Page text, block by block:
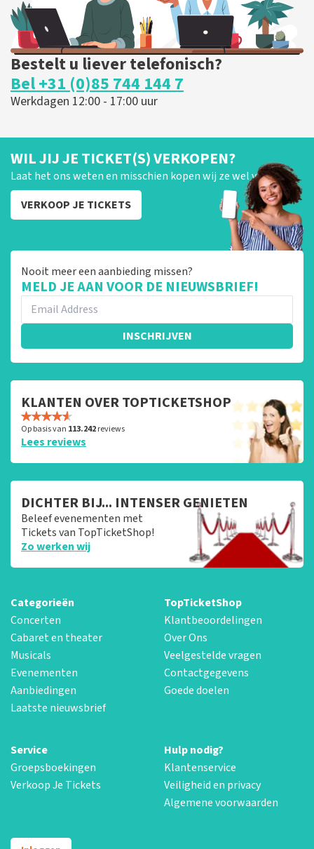
Bestelt u liever telefonisch?
Bel +31 (0)85 744 144 7
Werkdagen 12:00 - 17:00 uur
WIL JIJ JE TICKET(S) VERKOPEN?
Laat het ons weten en misschien kopen wij ze wel van je!
VERKOOP JE TICKETS
Nooit meer een aanbieding missen?
MELD JE AAN VOOR DE NIEUWSBRIEF!
INSCHRIJVEN
KLANTEN OVER TOPTICKETSHOP
Op basis van 113.242reviews
Lees reviews
DICHTER BIJ... INTENSER GENIETEN
Beleef evenementen met
Tickets van TopTicketShop!
Zo werken wij
Categorieën
Concerten
Cabaret en theater
Musicals
Evenementen
Aanbiedingen
Laatste nieuwsbrief
TopTicketShop
Klantbeoordelingen
Over Ons
Veelgestelde vragen
Contactgegevens
Goede doelen
Service
Groepsboekingen
Verkoop Je Tickets
Hulp nodig?
Klantenservice
Veiligheid en privacy
Algemene voorwaarden